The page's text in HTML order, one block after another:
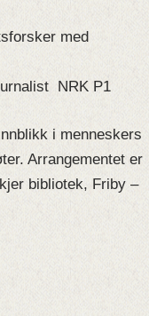
med
NRK P1
i menneskers
Arrangementet er
bibliotek, Friby –